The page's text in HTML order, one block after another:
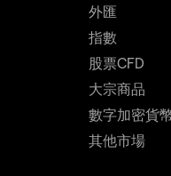
外匯
指數
股票CFD
大宗商品
數字加密貨
其他市場